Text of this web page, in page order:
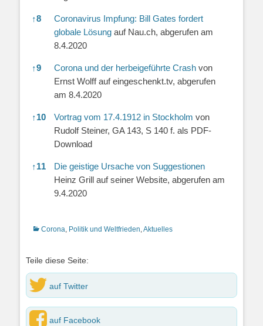
↑8
Coronavirus Impfung: Bill Gates fordert
globale Lösung auf Nau.ch, abgerufen am
8.4.2020
↑9 Corona und der herbeigeführte Crash von
Ernst Wolff auf eingeschenkt.tv, abgerufen
am 8.4.2020
↑10 Vortrag vom 17.4.1912 in Stockholm von
Rudolf Steiner, GA 143, S 140 f. als PDF-
Download
↑11
Die geistige Ursache von Suggestionen
Heinz Grill auf seiner Website, abgerufen am
9.4.2020
Kategorien
Corona, Politik und Weltfrieden,Aktuelles
Teile diese Seite:
auf Twitter
auf Facebook